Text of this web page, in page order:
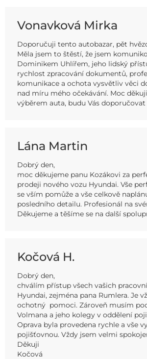
Vonavková Mirka
Doporučuji tento autobazar, pět
Měla jsem to štěstí, že jsem
Dominikem Uhlířem, jeho lidský
rychlost zpracování dokumentů,
komunikace a ochota vysvětliv věci
nad míru mého očekávání. Moc
výběrem auta, budu Vás doporučovat
Lána Martin
Dobrý den,
moc děkujeme panu Kozákovi za
prodeji nového vozu Hyundai. Vše
se vším pomůže a vše celkově
posledního detailu. Profesionál na
Děkujeme a těšíme se na další
Kočová H.
Dobrý den,
chválím přístup všech vašich
Hyundai, zejména pana Rumlera. Je
ochotný pomoci. Zároveň musím
Volmana a jeho kolegy v oddělení
Oprava byla provedena rychle a vše
pojišťovnou. Vždy jsem velmi
Děkuji
Kočová